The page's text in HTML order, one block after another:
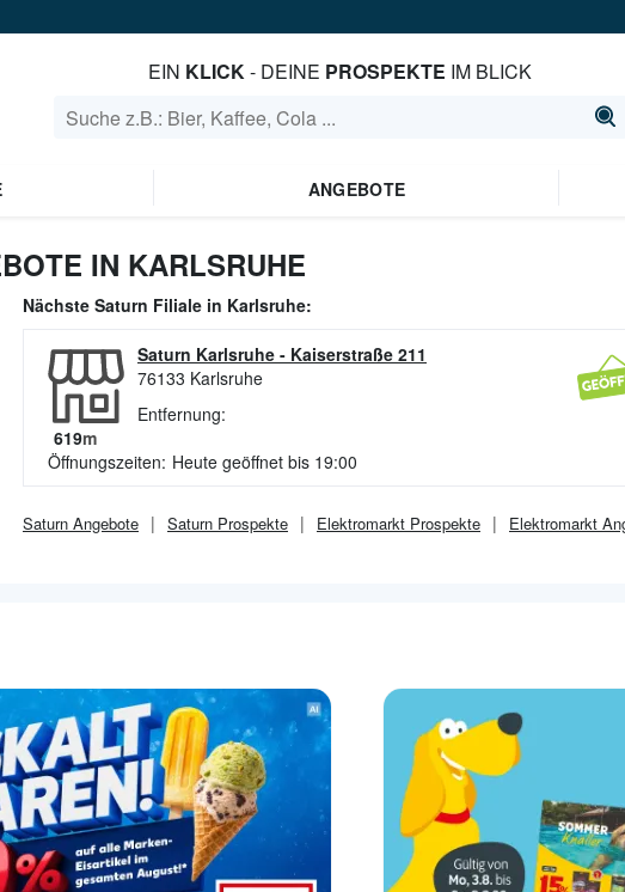
EIN KLICK- DEINE PROSPEKTE IM BLICK
ANGEBOTE
IN KARLSRUHE
Nächste Saturn Filiale in Karlsruhe:
Saturn Karlsruhe - Kaiserstraße 211
76133 Karlsruhe
Entfernung:
619m
Öffnungszeiten: Heute geöffnet bis 19:00
Saturn Angebote Saturn Prospekte Elektromarkt Prospekte Elektromarkt